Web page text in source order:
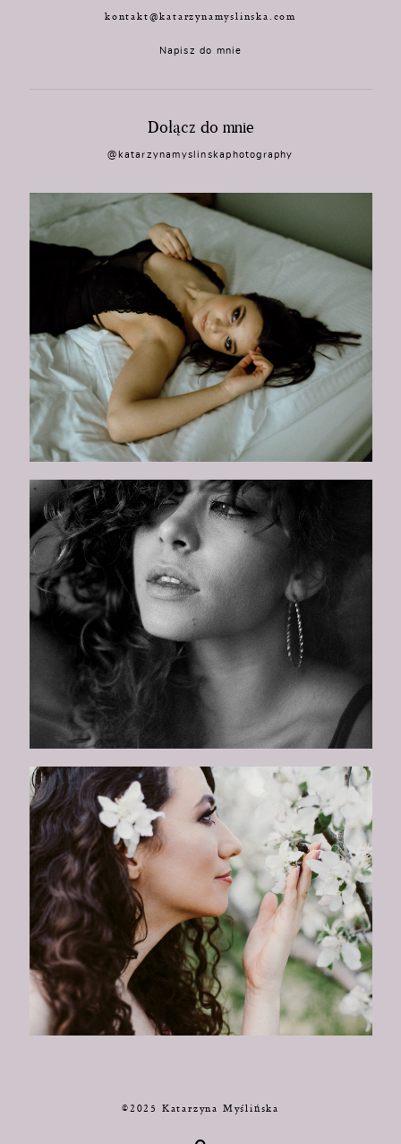
kontakt@katarzynamyslinska.com
Napisz do mnie
Dołącz do mnie
@katarzynamyslinskaphotography
©2025 Katarzyna Myślińska